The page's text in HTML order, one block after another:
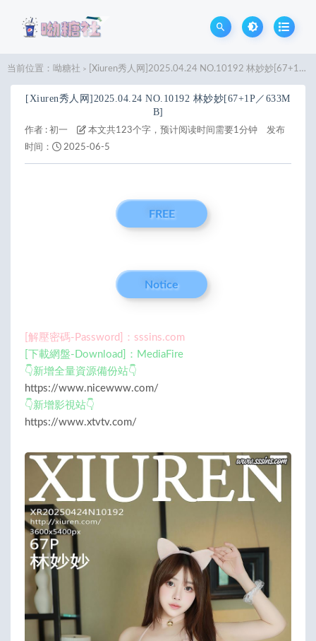
当前位置： 呦糖社 > [Xiuren秀人网]2025.04.24 NO.10192 林妙妙[67+1P／633MB]
[Xiuren秀人网]2025.04.24 NO.10192 林妙妙[67+1P／633M
B]
作者 : 初一 本文共123个字，预计阅读时间需要1分钟
发布
时间：
2025-06-5
FREE
Notice
[解壓密碼-Password]：sssins.com
[下載網盤-Download]：MediaFire
👇新增全量資源備份站👇
https://www.nicewww.com/
👇新增影視站👇
https://www.xtvtv.com/